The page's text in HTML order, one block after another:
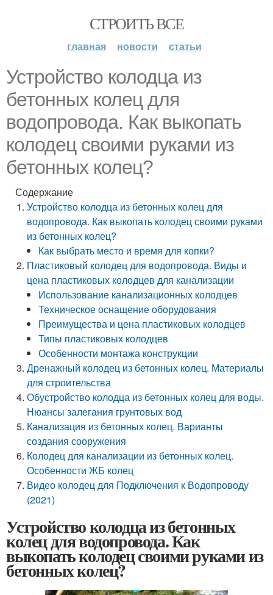
СТРОИТЬ ВСЕ
главная новости статьи
Устройство колодца из
бетонных колец для
водопровода. Как выкопать
колодец своими руками из
бетонных колец?
Содержание
Устройство колодца из бетонных колец для
водопровода. Как выкопать колодец своими руками
из бетонных колец?
Как выбрать место и время для копки?
Пластиковый колодец для водопровода. Виды и
цена пластиковых колодцев для канализации
Использование канализационных колодцев
Техническое оснащение оборудования
Преимущества и цена пластиковых колодцев
Типы пластиковых колодцев
Особенности монтажа конструкции
Дренажный колодец из бетонных колец. Материалы
для строительства
Обустройство колодца из бетонных колец для воды.
Нюансы залегания грунтовых вод
Канализация из бетонных колец. Варианты
создания сооружения
Колодец для канализации из бетонных колец.
Особенности ЖБ колец
Видео колодец для Подключения к Водопроводу
(2021)
Устройство колодца из бетонных
колец для водопровода. Как
выкопать колодец своими руками из
бетонных колец?